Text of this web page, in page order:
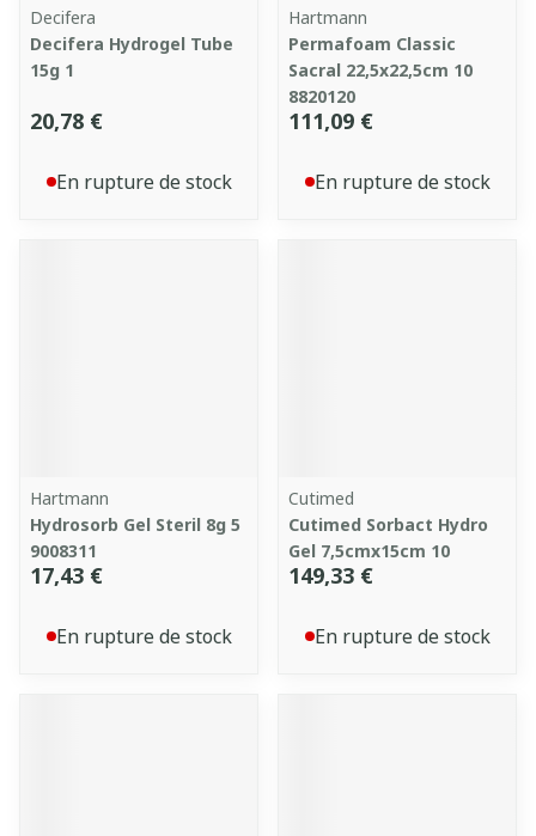
Decifera
Decifera Hydrogel Tube
15g 1
20,78 €
En rupture de stock
Hartmann
Permafoam Classic
Sacral 22,5x22,5cm 10
8820120
111,09 €
En rupture de stock
Hartmann
Hydrosorb Gel Steril 8g 5
9008311
17,43 €
En rupture de stock
Cutimed
Cutimed Sorbact Hydro
Gel 7,5cmx15cm 10
149,33 €
En rupture de stock